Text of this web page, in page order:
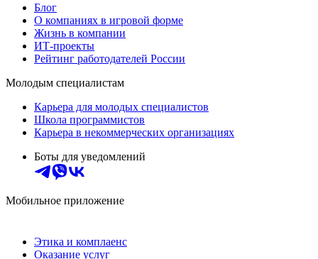
Блог
О компаниях в игровой форме
Жизнь в компании
ИТ-проекты
Рейтинг работодателей России
Молодым специалистам
Карьера для молодых специалистов
Школа программистов
Карьера в некоммерческих организациях
Боты для уведомлений
Мобильное приложение
Этика и комплаенс
Оказание услуг